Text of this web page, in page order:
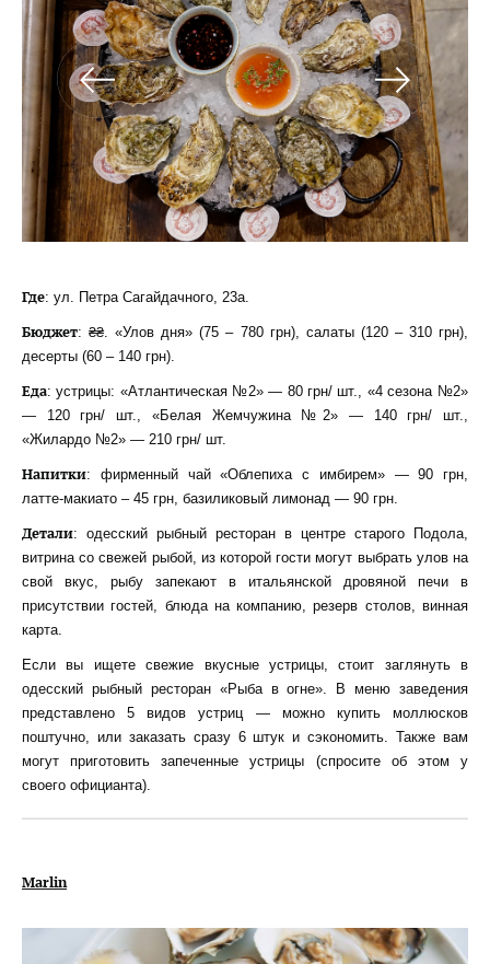
Где: ул. Петра Сагайдачного, 23а.
Бюджет: ₴₴. «Улов дня» (75 – 780 грн), салаты (120 – 310 грн),
десерты (60 – 140 грн).
Еда: устрицы: «Атлантическая №2» — 80 грн/ шт., «4 сезона №2»
— 120 грн/ шт., «Белая Жемчужина №2» — 140 грн/ шт.,
«Жилардо №2» — 210 грн/ шт.
Напитки: фирменный чай «Облепиха с имбирем» — 90 грн,
латте-макиато – 45 грн, базиликовый лимонад — 90 грн.
Детали: одесский рыбный ресторан в центре старого Подола,
витрина со свежей рыбой, из которой гости могут выбрать улов на
свой вкус, рыбу запекают в итальянской дровяной печи в
присутствии гостей, блюда на компанию, резерв столов, винная
карта.
Если вы ищете свежие вкусные устрицы, стоит заглянуть в
одесский рыбный ресторан «Рыба в огне». В меню заведения
представлено 5 видов устриц — можно купить моллюсков
поштучно, или заказать сразу 6 штук и сэкономить. Также вам
могут приготовить запеченные устрицы (спросите об этом у
своего официанта).
Marlin